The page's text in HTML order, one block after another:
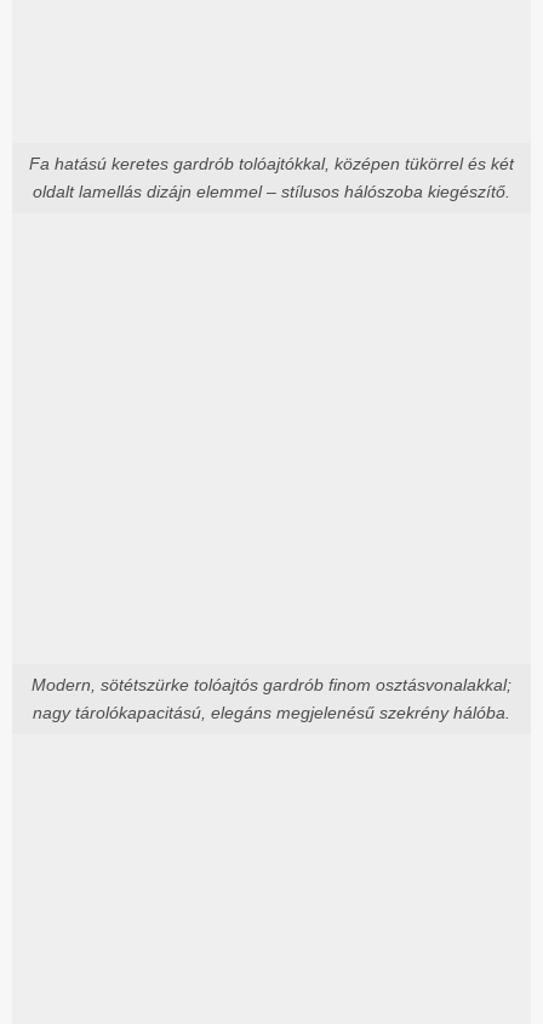
Fa hatású keretes gardrób tolóajtókkal, középen tükörrel és két
oldalt lamellás dizájn elemmel – stílusos hálószoba kiegészítő.
Modern, sötétszürke tolóajtós gardrób finom osztásvonalakkal;
nagy tárolókapacitású, elegáns megjelenésű szekrény hálóba.